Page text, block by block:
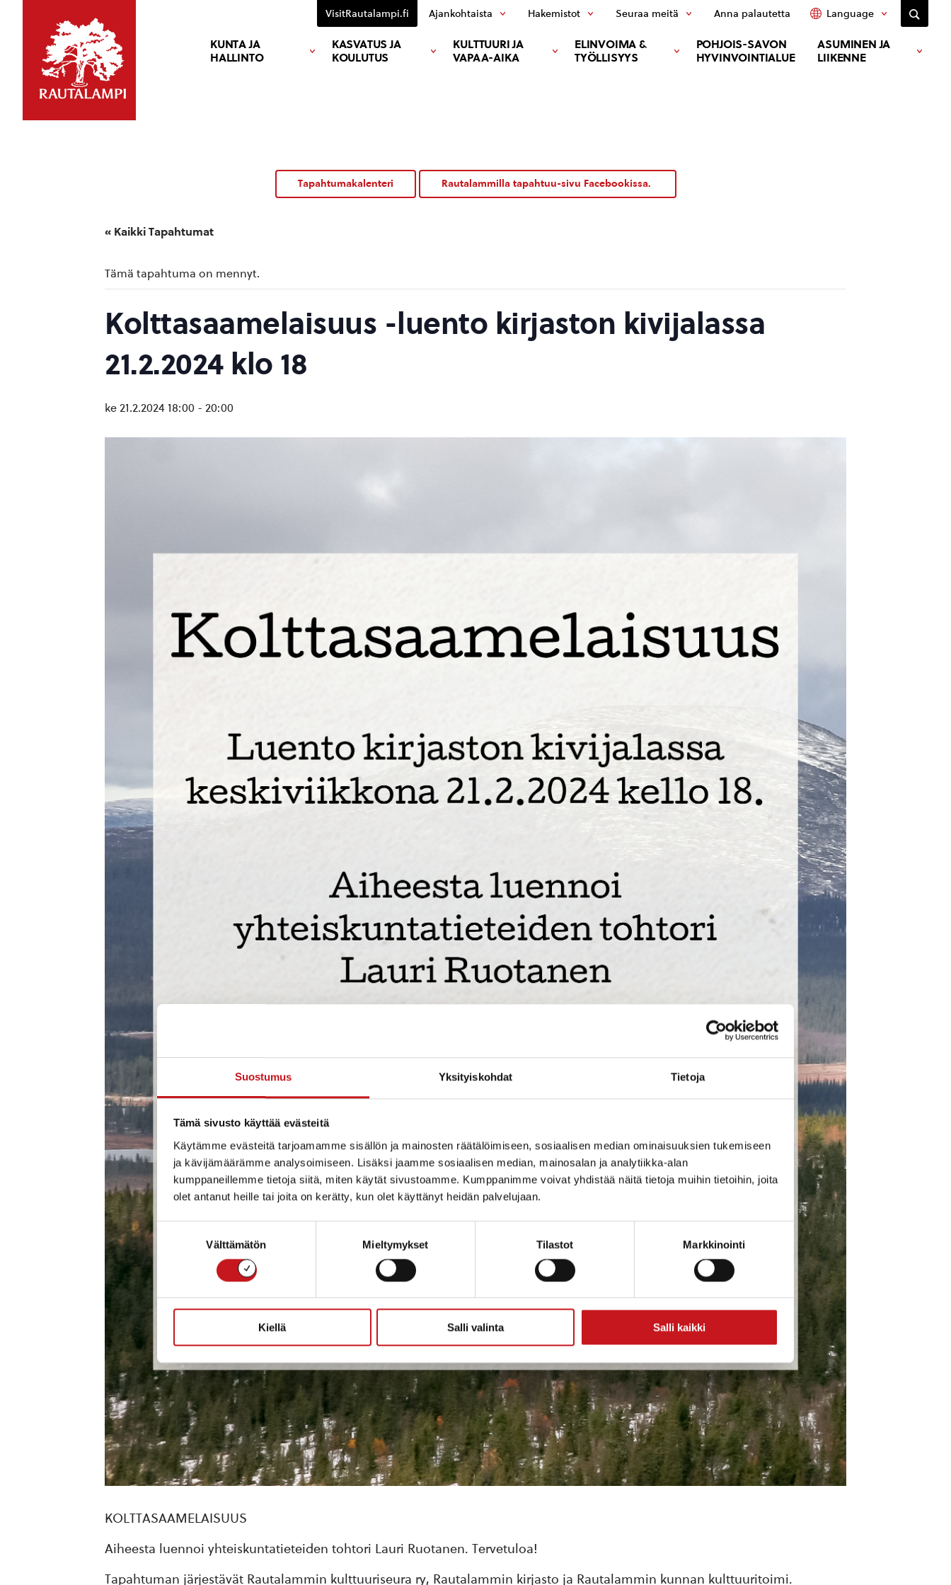
Suostumus Yksityiskohdat Tietoja
Tämä sivusto käyttää evästeitä
Käytämme evästeitä tarjoamamme sisällön ja mainosten räätälöimiseen, sosiaalisen median ominaisuuksien tukemiseen
ja kävijämäärämme analysoimiseen. Lisäksi jaamme sosiaalisen median, mainosalan ja analytiikka-alan
kumppaneillemme tietoja siitä, miten käytät sivustoamme. Kumppanimme voivat yhdistää näitä tietoja muihin tietoihin, joita
olet antanut heille tai joita on kerätty, kun olet käyttänyt heidän palvelujaan.
Välttämätön Mieltymykset Tilastot Markkinointi
Kiellä Salli valinta Salli kaikki
KUNTA JA
HALLINTO
KASVATUS JA
KOULUTUS
KULTTUURI JA
VAPAA-AIKA
ELINVOIMA &
TYÖLLISYYS
POHJOIS-SAVON
HYVINVOINTIALUE
ASUMINEN JA
LIIKENNE
VisitRautalampi.fi Ajankohtaista Hakemistot Seuraa meitä Anna palautetta Language
Tapahtumakalenteri Rautalammilla tapahtuu-sivu Facebookissa.
« Kaikki Tapahtumat
Tämä tapahtuma on mennyt.
Kolttasaamelaisuus -luento kirjaston kivijalassa
21.2.2024 klo 18
ke 21.2.2024 18:00 - 20:00
KOLTTASAAMELAISUUS
Aiheesta luennoi yhteiskuntatieteiden tohtori Lauri Ruotanen. Tervetuloa!
Tapahtuman järjestävät Rautalammin kulttuuriseura ry, Rautalammin kirjasto ja Rautalammin kunnan kulttuuritoimi.